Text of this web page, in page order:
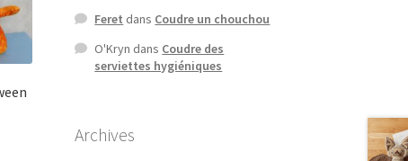
Feret dans Coudre un chouchou
O'Kryn dans Coudre des
serviettes hygiéniques
Archives